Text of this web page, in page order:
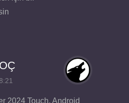
2024 Touch, Android